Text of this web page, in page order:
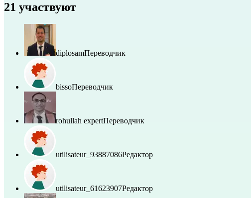
21 участвуют
diplosamПереводчик
bissoПереводчик
rohullah expertПереводчик
utilisateur_93887086Редактор
utilisateur_61623907Редактор